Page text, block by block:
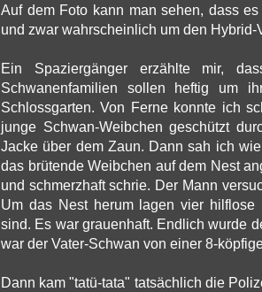
Auf dem Foto kann man sehen, dass
und zwar wahrscheinlich um den Hybrid-
Ein Spaziergänger erzählte mir,
Schwanenfamilien sollen heftig um
Schlossgarten. Von Ferne konnte ich
junge Schwan-Weibchen geschützt
Jacke über dem Zaun. Dann sah ich
das brütende Weibchen auf dem Nest
und schmerzhaft schrie. Der Mann
Um das Nest herum lagen vier hilflose
sind. Es war grauenhaft. Endlich wurde
war der Vater-Schwan von einer 8-
Dann kam "tatü-tata" tatsächlich die